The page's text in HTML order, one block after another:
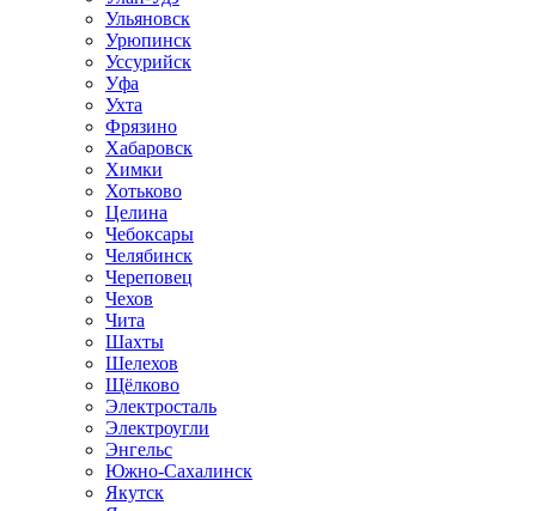
Ульяновск
Урюпинск
Уссурийск
Уфа
Ухта
Фрязино
Хабаровск
Химки
Хотьково
Целина
Чебоксары
Челябинск
Череповец
Чехов
Чита
Шахты
Шелехов
Щёлково
Электросталь
Электроугли
Энгельс
Южно-Сахалинск
Якутск